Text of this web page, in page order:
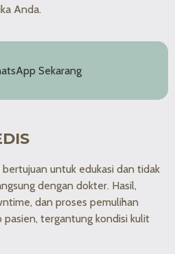
Anda.
Sekarang
untuk edukasi dan tidak
dengan dokter. Hasil,
dan proses pemulihan
tergantung kondisi kulit